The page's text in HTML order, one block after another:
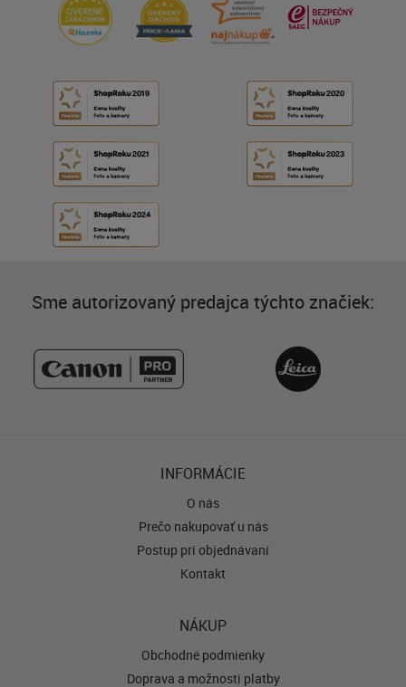
Sme autorizovaný predajca týchto značiek:
INFORMÁCIE
O nás
Prečo nakupovať u nás
Postup pri objednávaní
Kontakt
NÁKUP
Obchodné podmienky
Doprava a možnosti platby